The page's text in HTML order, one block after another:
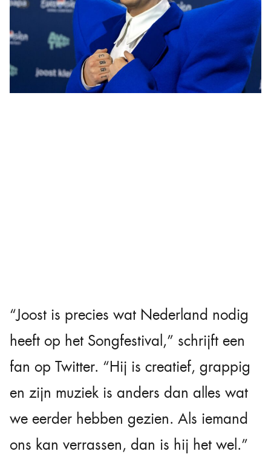
“Joost is precies wat Nederland nodig
heeft op het Songfestival,” schrijft een
fan op Twitter. “Hij is creatief, grappig
en zijn muziek is anders dan alles wat
we eerder hebben gezien. Als iemand
ons kan verrassen, dan is hij het wel.”